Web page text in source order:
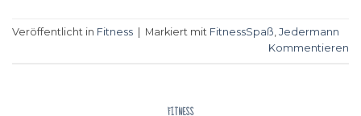
Veröffentlicht in Fitness Markiert mit FitnessSpaß Jedermann
Kommentieren
FITNESS